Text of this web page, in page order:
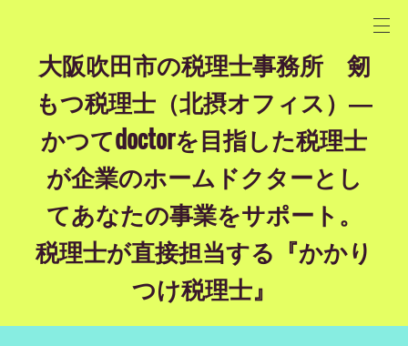
大阪吹田市の税理士事務所 剱
もつ税理士（北摂オフィス）―
かつてdoctorを目指した税理士
が企業のホームドクターとし
てあなたの事業をサポート。
税理士が直接担当する『かかり
つけ税理士』